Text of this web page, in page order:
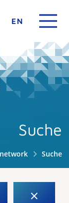
EN
Suche
Suche